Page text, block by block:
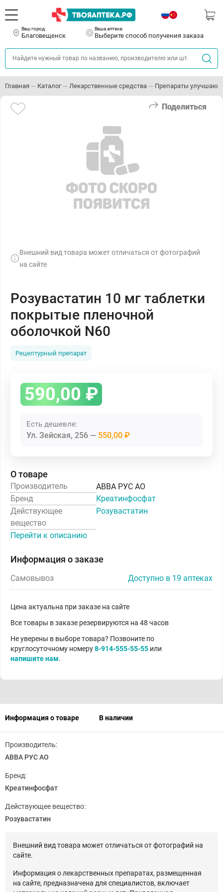
Ваш город:
Благовещенск
Ваша аптека:
Выберите способ получения заказа
Главная Каталог Лекарственные средства Препараты
Поделиться
Внешний вид товара может отличаться от фотографий
на сайте
Розувастатин 10 мг таблетки
покрытые пленочной
оболочкой N60
Рецептурный препарат
590,00 ₽
Есть дешевле:
Ул. Зейская, 256 550,00 ₽
О товаре
Производитель
АВВА РУС АО
Бренд
Креатинфосфат
Действующее
вещество
Розувастатин
Перейти к описанию
Информация о заказе
Самовывоз Доступно в 19 аптеках
Цена актуальна при заказе на сайте
Все товары в заказе резервируются на 48 часов
Не уверены в выборе товара? Позвоните по
круглосуточному номеру8-914-555-55-55 или
напишите нам.
Информация о товаре В наличии
Производитель:
АВВА РУС АО
Бренд:
Креатинфосфат
Действующее вещество:
Розувастатин
Внешний вид товара может отличаться от фотографий на
сайте.
Информация о лекарственных препаратах, размещенная
на сайте, предназначена для специалистов, включает